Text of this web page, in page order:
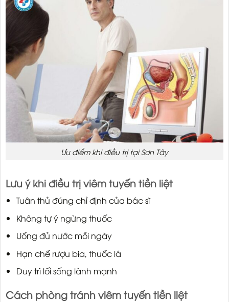
Ưu điểm khi điều trị tại Sơn Tây
Lưu ý khi điều trị viêm tuyến tiền liệt
Tuân thủ đúng chỉ định của bác sĩ
Không tự ý ngừng thuốc
Uống đủ nước mỗi ngày
Hạn chế rượu bia, thuốc lá
Duy trì lối sống lành mạnh
Cách phòng tránh viêm tuyến tiền liệt